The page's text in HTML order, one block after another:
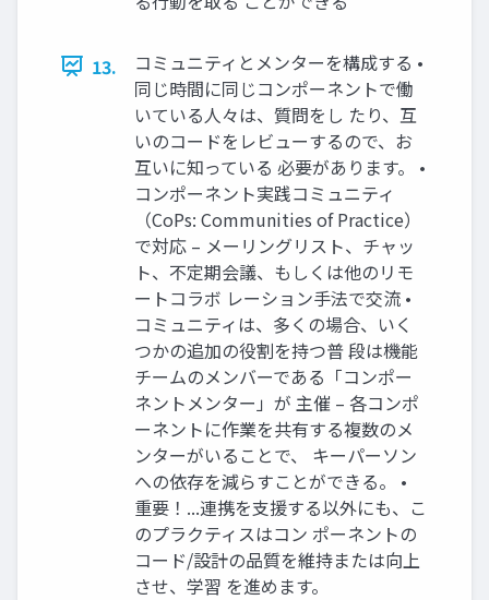
13.
コミュニティとメンターを構成する •
同じ時間に同じコンポーネントで働
いている人々は、質問をし たり、互
いのコー​​ドをレビューするので、お
互いに知っている 必要があります。 •
コンポーネント実践コミュニティ
（CoPs: Communities of Practice）
で対応 – メーリングリスト、チャッ
ト、不定期会議、もしくは他のリモ
ートコラボ レーション手法で交流 •
コミュニティは、多くの場合、いく
つかの追加の役割を持つ普 段は機能
チームのメンバーである「コンポー
ネントメンター」が 主催 – 各コンポ
ーネントに作業を共有する複数のメ
ンターがいることで、 キーパーソン
への依存を減らすことができる。 •
重要！...連携を支援する以外にも、こ
のプラクティスはコン ポーネントの
コード/設計の品質を維持または向上
させ、学習 を進めます。